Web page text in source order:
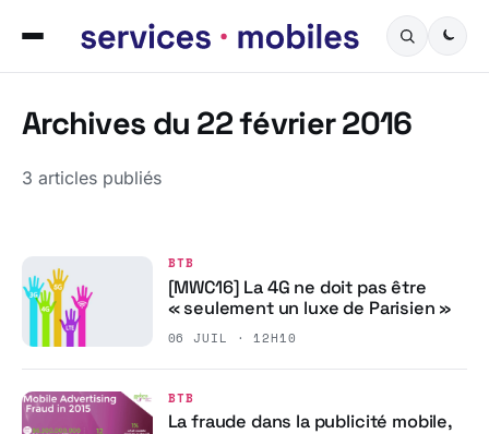
Archives du 22 février 2016
3 articles publiés
BTB
[MWC16] La 4G ne doit pas être
« seulement un luxe de Parisien »
06 JUIL · 12H10
BTB
La fraude dans la publicité mobile,